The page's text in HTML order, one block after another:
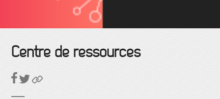
Centre de ressources